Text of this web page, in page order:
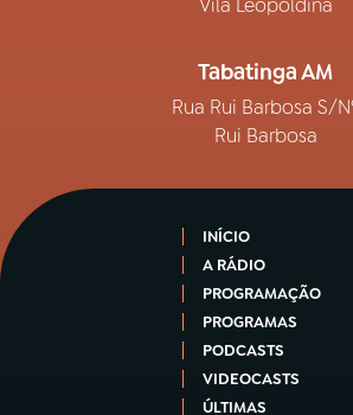
Vila Leopoldina
Tabatinga AM
Rua Rui Barbosa S/
Rui Barbosa
INÍCIO
A RÁDIO
PROGRAMAÇÃO
PROGRAMAS
PODCASTS
VIDEOCASTS
ÚLTIMAS